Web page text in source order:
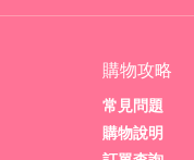
購物攻略
常見問題
購物說明